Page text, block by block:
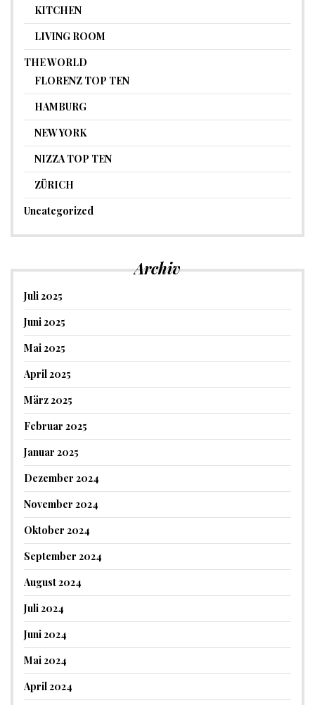
KITCHEN
LIVING ROOM
THE WORLD
FLORENZ TOP TEN
HAMBURG
NEW YORK
NIZZA TOP TEN
ZÜRICH
Uncategorized
Archiv
Juli 2025
Juni 2025
Mai 2025
April 2025
März 2025
Februar 2025
Januar 2025
Dezember 2024
November 2024
Oktober 2024
September 2024
August 2024
Juli 2024
Juni 2024
Mai 2024
April 2024